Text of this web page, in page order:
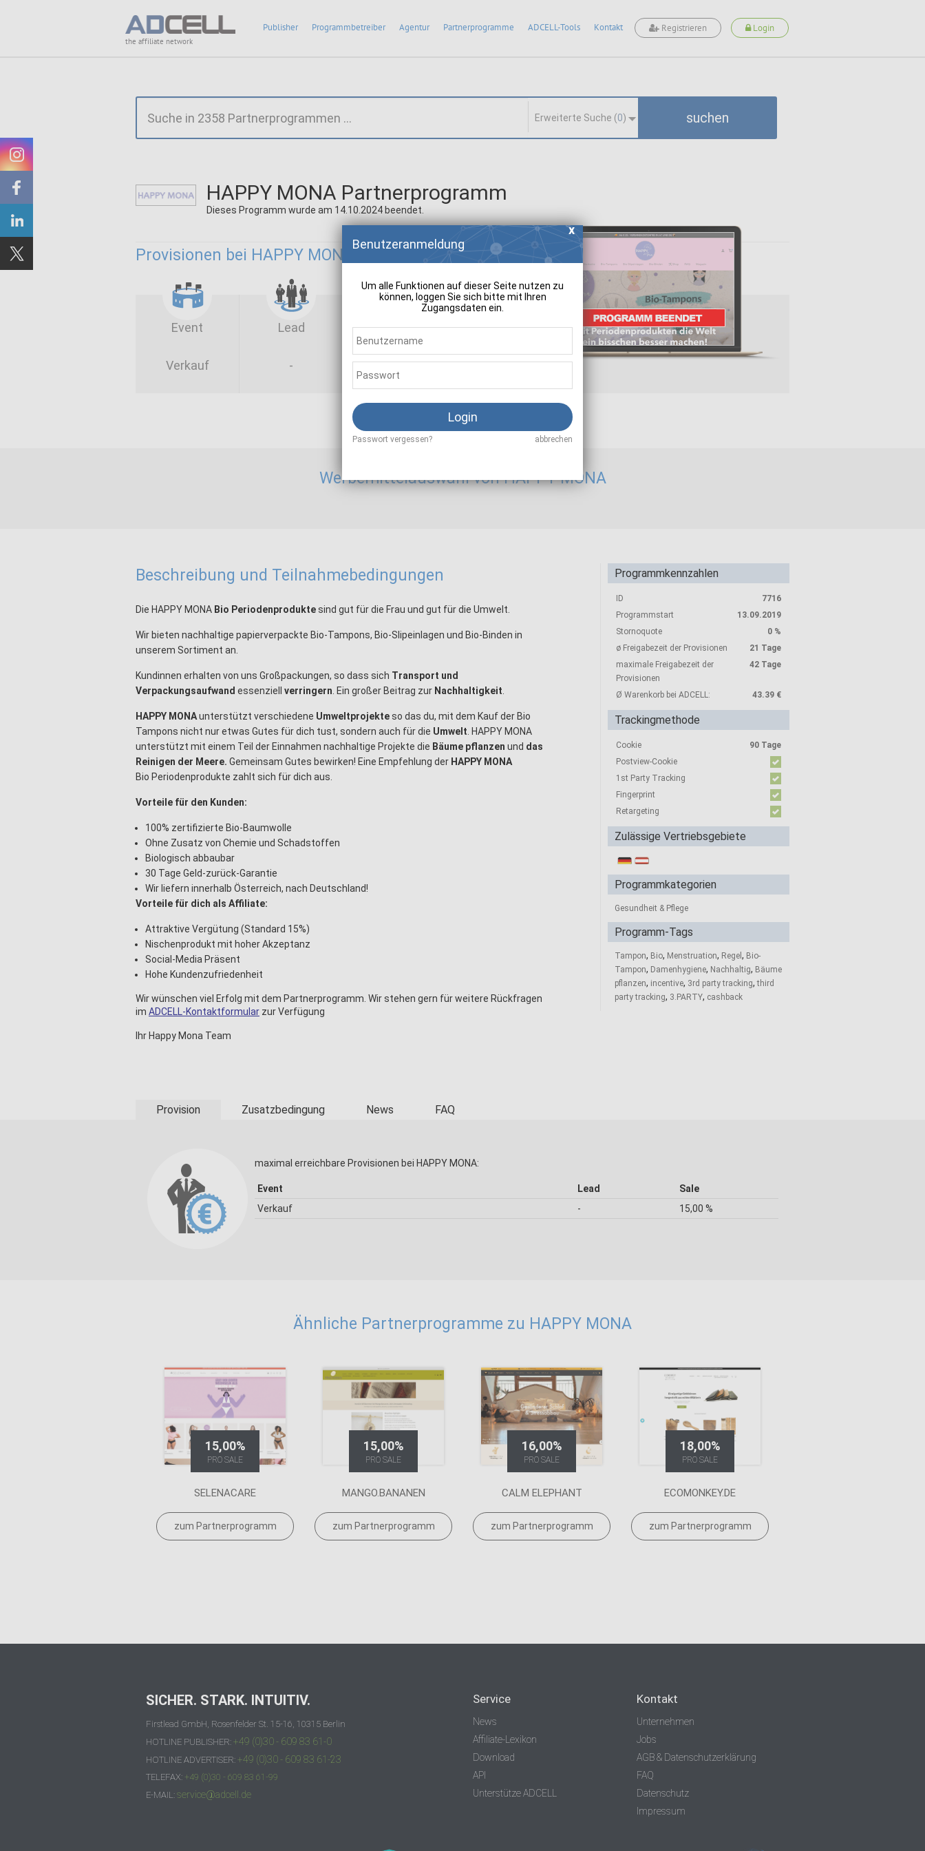
the affiliate network
Publisher Programmbetreiber Agentur Partnerprogramme ADCELL-Tools Kontakt Registrieren Login
Erweiterte Suche (0) suchen
HAPPY MONA Partnerprogramm
Dieses Programm wurde am 14.10.2024 beendet.
Provisionen bei HAPPY MONA:
Event Lead Sale
Verkauf - 15,00 %
Werbemittelauswahl von HAPPY MONA
Beschreibung und Teilnahmebedingungen
Die HAPPY MONA Bio Periodenproduktesind gut für die Frau und gut für die Umwelt.
Wir bieten nachhaltige papierverpackte Bio-Tampons, Bio-Slipeinlagen und Bio-Binden in
unserem Sortiment an.
Kundinnen erhalten von uns Großpackungen, so dass sich Transport und
Verpackungsaufwand essenziell verringern . Ein großer Beitrag zur Nachhaltigkeit
HAPPY MONAunterstützt verschiedene Umweltprojekteso das du, mit dem Kauf der Bio
Tampons nicht nur etwas Gutes für dich tust, sondern auch für die Umwelt . HAPPY MONA
unterstützt mit einem Teil der Einnahmen nachhaltige Projekte die Bäume pflanzen und das
Reinigen der Meere. Gemeinsam Gutes bewirken! Eine Empfehlung der HAPPY MONA
Bio Periodenprodukte zahlt sich für dich aus.
Vorteile für den Kunden:
100% zertifizierte Bio-Baumwolle
Ohne Zusatz von Chemie und Schadstoffen
Biologisch abbaubar
30 Tage Geld-zurück-Garantie
Wir liefern innerhalb Österreich, nach Deutschland!
Vorteile für dich als Affiliate:
Attraktive Vergütung (Standard 15%)
Nischenprodukt mit hoher Akzeptanz
Social-Media Präsent
Hohe Kundenzufriedenheit
Wir wünschen viel Erfolg mit dem Partnerprogramm. Wir stehen gern für weitere Rückfragen
im ADCELL-Kontaktformular zur Verfügung
Ihr Happy Mona Team
Programmkennzahlen
ID
7716
Programmstart
13.09.2019
Stornoquote
0 %
ø Freigabezeit der Provisionen
21 Tage
maximale Freigabezeit der
Provisionen
42 Tage
Ø Warenkorb bei ADCELL: 43.39 €
Trackingmethode
Cookie
90 Tage
Postview-Cookie
1st Party Tracking
Fingerprint
Retargeting
Zulässige Vertriebsgebiete
Programmkategorien
Gesundheit & Pflege
Programm-Tags
Tampon, Bio, Menstruation, Regel , Bio-
Tampon, Damenhygiene, Nachhaltig, Bäume
pflanzen, incentive, 3rd party tracking,third
party tracking, 3.PARTY, cashback
Provision Zusatzbedingung News FAQ
maximal erreichbare Provisionen bei HAPPY MONA:
Event Lead
Sale
Verkauf
- 15,00 %
Ähnliche Partnerprogramme zu HAPPY MONA
15,00%
PRO SALE
SELENACARE
zum Partnerprogramm
15,00%
PRO SALE
MANGO.BANANEN
zum Partnerprogramm
16,00%
PRO SALE
CALM ELEPHANT
zum Partnerprogramm
18,00%
PRO SALE
ECOMONKEY.DE
zum Partnerprogramm
SICHER. STARK. INTUITIV.
Firstlead GmbH, Rosenfelder St. 15-16, 10315 Berlin
HOTLINE PUBLISHER: +49 (0)30 - 609 83 61-0
HOTLINE ADVERTISER: +49 (0)30 - 609 83 61-23
TELEFAX: +49 (0)30 - 609 83 61-99
E-MAIL: service@adcell.de
Service
News
Affiliate-Lexikon
Download
API
Unterstütze ADCELL
Kontakt
Unternehmen
Jobs
AGB & Datenschutzerklärung
FAQ
Datenschutz
Impressum
Benutzeranmeldung
Um alle Funktionen auf dieser Seite nutzen zu
können, loggen Sie sich bitte mit Ihren
Zugangsdaten ein.
Login
Passwort vergessen? abbrechen